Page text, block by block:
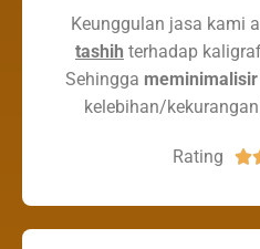
Keunggulan jasa kami
tashih terhadap
Sehingga
kelebihan/
Rating 